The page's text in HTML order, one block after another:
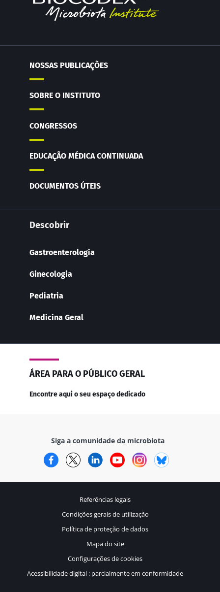
NOSSAS PUBLICAÇÕES
SOBRE O INSTITUTO
CONGRESSOS
EDUCAÇÃO MÉDICA CONTINUADA
DOCUMENTOS ÚTEIS
Descobrir
Gastroenterologia
Ginecologia
Pediatria
Medicina Geral
ÁREA PARA O PÚBLICO GERAL
Encontre aqui o seu espaço dedicado
Siga a comunidade da microbiota
FacebookTwitterLinkedInYouTubeInstagram
Referências legais
Condições gerais de utilização
Política de proteção de dados
Mapa do site
Configurações de cookies
Acessibilidade digital : parcialmente em conformidade